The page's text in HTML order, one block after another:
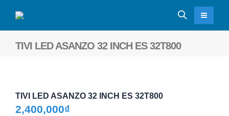
TIVI LED ASANZO 32 INCH ES 32T800
TIVI LED ASANZO 32 INCH ES 32T800
2,400,000₫